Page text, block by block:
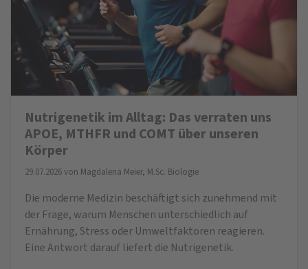
Nutrigenetik im Alltag: Das verraten uns
APOE, MTHFR und COMT über unseren
Körper
29.07.2026 von Magdalena Meier, M.Sc. Biologie
Die moderne Medizin beschäftigt sich zunehmend mit
der Frage, warum Menschen unterschiedlich auf
Ernährung, Stress oder Umweltfaktoren reagieren.
Eine Antwort darauf liefert die Nutrigenetik.